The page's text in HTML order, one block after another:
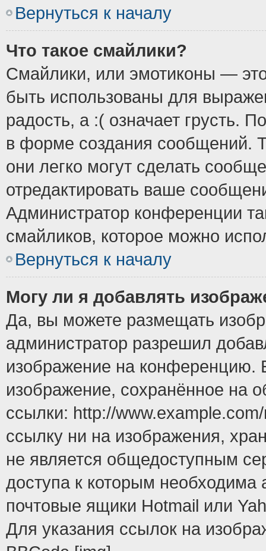
Вернуться к началу
Что такое смайлики?
Смайлики, или эмотиконы —
быть использованы для
радость, а :( означает грусть.
в форме создания сообщений.
они легко могут сделать
отредактировать ваше
Администратор конференции
смайликов, которое можно
Вернуться к началу
Могу ли я добавлять
Да, вы можете размещать
администратор разрешил
изображение на конференцию.
изображение, сохранённое на
ссылки: http://
ссылку ни на изображения,
не является общедоступным
доступа к которым
почтовые ящики Hotmail или
Для указания ссылок на